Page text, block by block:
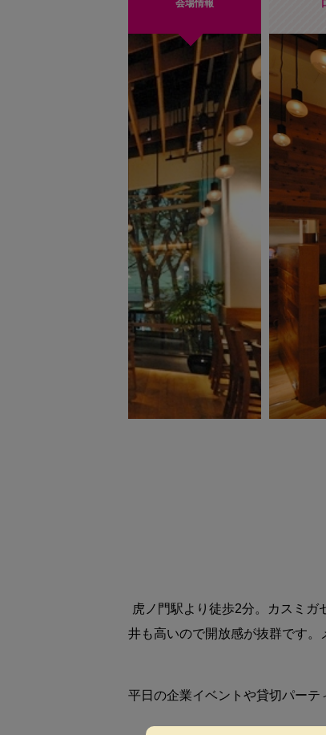
会場情報
虎ノ門駅より徒歩2分。カスミ
井も高いので開放感が抜群です
平日の企業イベントや貸切パー